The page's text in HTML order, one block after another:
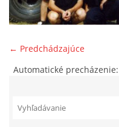
SPONZORI
← Predchádzajúce
Automatické precházenie: